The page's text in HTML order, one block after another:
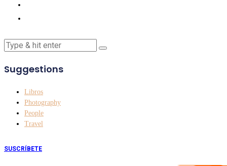
Suggestions
Libros
Photography
People
Travel
SUSCRÍBETE